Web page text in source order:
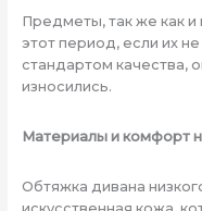
Предметы, так же как и
этот период, если их
стандартом качества,
износились.
Материалы и комфорт
Обтяжка дивана